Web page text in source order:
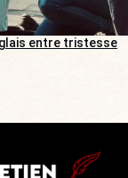
entre tristesse